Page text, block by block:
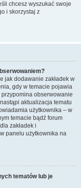
chcesz wyszukać swoje
i skorzystaj z
jak dodawanie zakładek w
gdy w temacie pojawia
przypomina obserwowanie
aktualizacja tematu
użytkownika – w
temacie bądź forum
zakładek i
panelu użytkownika na
tematów lub je